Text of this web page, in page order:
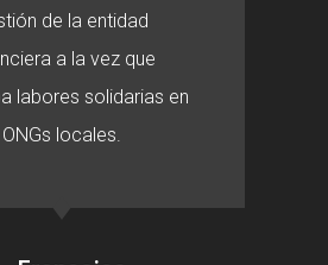
de la entidad
a la vez que
labores solidarias en
ONGs locales.